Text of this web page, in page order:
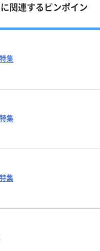
関連するピンポイン
集
集
集